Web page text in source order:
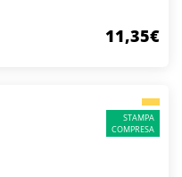
11,35€
STAMPA
COMPRESA